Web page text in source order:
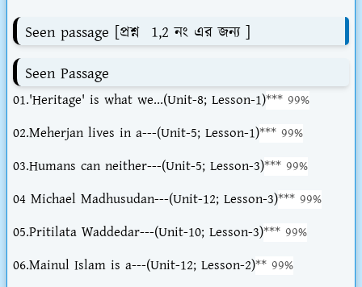
Seen passage [প্রশ্ন 1,2 নং এর জন্য ]
Seen Passage
01.'Heritage' is what we...(Unit-8; Lesson-1)*** 99%
02.Meherjan lives in a---(Unit-5; Lesson-1)*** 99%
03.Humans can neither---(Unit-5; Lesson-3)*** 99%
04 Michael Madhusudan---(Unit-12; Lesson-3)*** 99%
05.Pritilata Waddedar---(Unit-10; Lesson-3)*** 99%
06.Mainul Islam is a---(Unit-12; Lesson-2)** 99%